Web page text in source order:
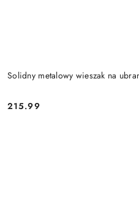
Solidny metalowy wieszak na
Cena:
215.99